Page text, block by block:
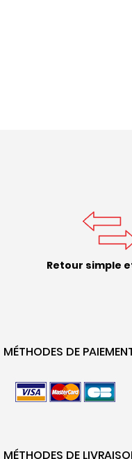
Retour simple
MÉTHODES DE
MÉTHODES DE